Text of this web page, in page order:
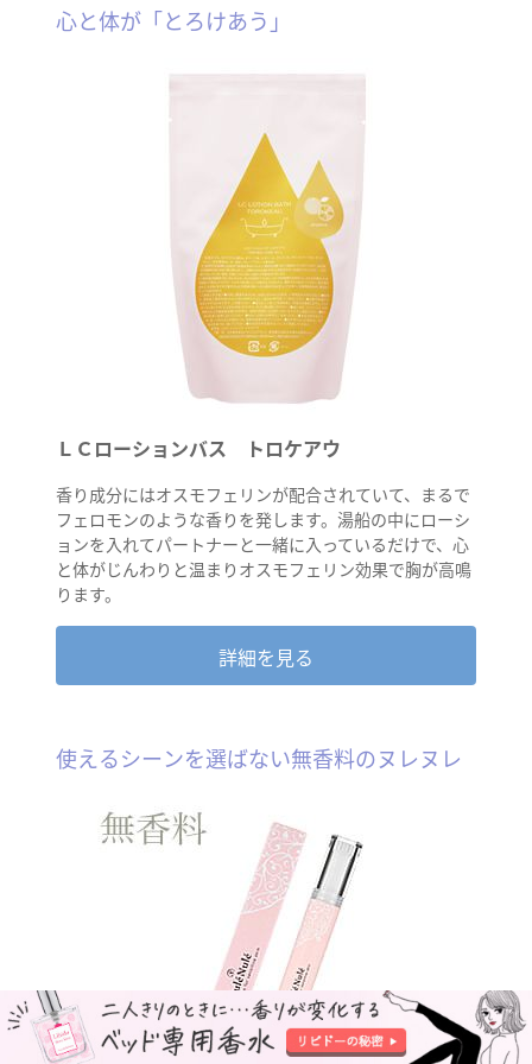
心と体が「とろけあう」
ＬＣローションバス トロケアウ
香り成分にはオスモフェリンが配合されていて、まるで
フェロモンのような香りを発します。湯船の中にローシ
ョンを入れてパートナーと一緒に入っているだけで、心
と体がじんわりと温まりオスモフェリン効果で胸が高鳴
ります。
詳細を見る
使えるシーンを選ばない無香料のヌレヌレ